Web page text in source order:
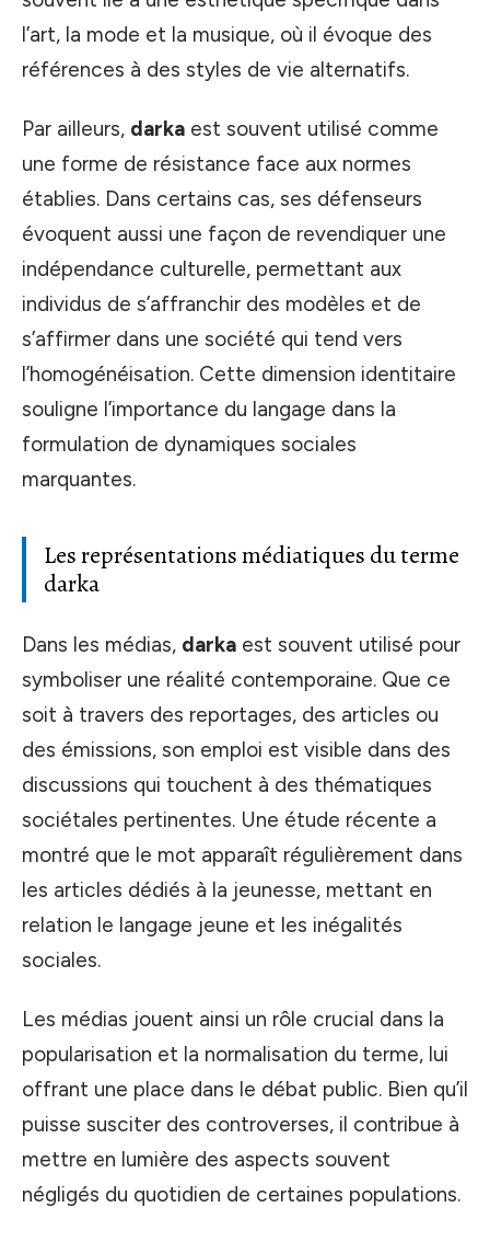
l’art, la mode et la musique, où il évoque des
références à des styles de vie alternatifs.
Par ailleurs, darka est souvent utilisé comme
une forme de résistance face aux normes
établies. Dans certains cas, ses défenseurs
évoquent aussi une façon de revendiquer une
indépendance culturelle, permettant aux
individus de s’affranchir des modèles et de
s’affirmer dans une société qui tend vers
l’homogénéisation. Cette dimension identitaire
souligne l’importance du langage dans la
formulation de dynamiques sociales
marquantes.
Les représentations médiatiques du terme
darka
Dans les médias, darka est souvent utilisé pour
symboliser une réalité contemporaine. Que ce
soit à travers des reportages, des articles ou
des émissions, son emploi est visible dans des
discussions qui touchent à des thématiques
sociétales pertinentes. Une étude récente a
montré que le mot apparaît régulièrement dans
les articles dédiés à la jeunesse, mettant en
relation le langage jeune et les inégalités
sociales.
Les médias jouent ainsi un rôle crucial dans la
popularisation et la normalisation du terme, lui
offrant une place dans le débat public. Bien qu’il
puisse susciter des controverses, il contribue à
mettre en lumière des aspects souvent
négligés du quotidien de certaines populations.